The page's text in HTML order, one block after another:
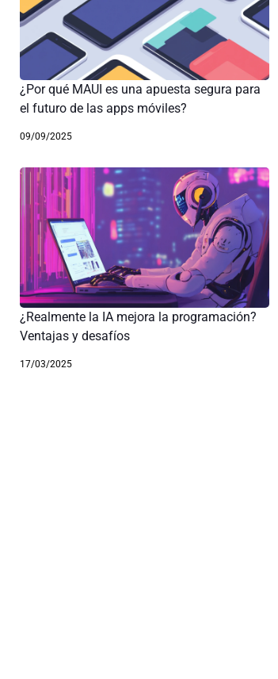
¿Por qué MAUI es una apuesta segura para
el futuro de las apps móviles?
09/09/2025
¿Realmente la IA mejora la programación?
Ventajas y desafíos
17/03/2025